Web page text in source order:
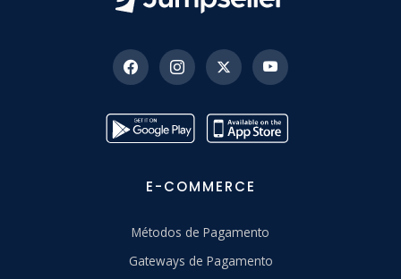
E-COMMERCE
Métodos de Pagamento
Gateways de Pagamento